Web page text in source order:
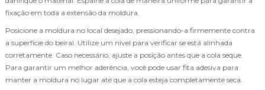
fixação em toda a extensão da moldura.
Posicione a moldura no local desejado, pressionando-a firmemente contra
a superfície do beiral. Utilize um nível para verificar se está alinhada
corretamente. Caso necessário, ajuste a posição antes que a cola seque.
Para garantir um melhor aderência, você pode usar fita adesiva para
manter a moldura no lugar até que a cola esteja completamente seca.